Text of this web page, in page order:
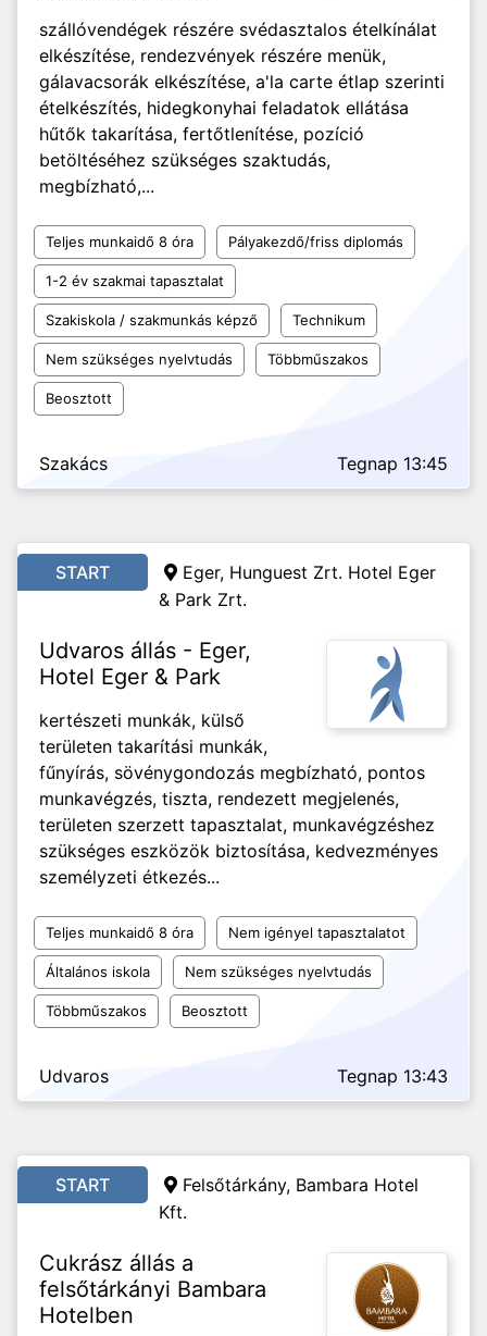
szállóvendégek részére svédasztalos ételkínálat
elkészítése, rendezvények részére menük,
gálavacsorák elkészítése, a'la carte étlap szerinti
ételkészítés, hidegkonyhai feladatok ellátása
hűtők takarítása, fertőtlenítése, pozíció
betöltéséhez szükséges szaktudás,
megbízható,...
Teljes munkaidő 8 óra Pályakezdő/friss diplomás
1-2 év szakmai tapasztalat
Szakiskola / szakmunkás képző Technikum
Nem szükséges nyelvtudás Többműszakos
Beosztott
Szakács Tegnap 13:45
START
Eger, Hunguest Zrt. Hotel Eger
& Park Zrt.
Udvaros állás - Eger,
Hotel Eger & Park
kertészeti munkák, külső
területen takarítási munkák,
fűnyírás, sövénygondozás megbízható, pontos
munkavégzés, tiszta, rendezett megjelenés,
területen szerzett tapasztalat, munkavégzéshez
szükséges eszközök biztosítása, kedvezményes
személyzeti étkezés...
Teljes munkaidő 8 óra Nem igényel tapasztalatot
Általános iskola Nem szükséges nyelvtudás
Többműszakos Beosztott
Udvaros Tegnap 13:43
START
Felsőtárkány, Bambara Hotel
Kft.
Cukrász állás a
felsőtárkányi Bambara
Hotelben